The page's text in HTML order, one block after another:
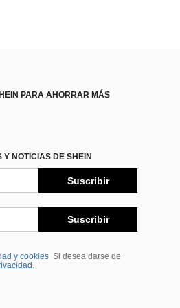
PARA AHORRAR MÁS
NOTICIAS DE SHEIN
Suscribir
Suscribir
y cookies Si desea darse de
.